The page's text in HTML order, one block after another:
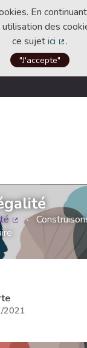
En
des
ce sujetici
(Lien
.
"J'accepte"
(Lien externe)
2021